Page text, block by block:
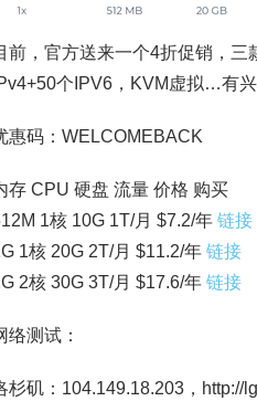
前，官方送来一个4折促销，
个IPV6，KVM虚拟…有
惠码：WELCOMEBACK
存 CPU 硬盘 流量 价格 购买
1核 10G 1T/月 $7.2/年 链接
1核 20G 2T/月 $11.2/年 链接
2核 30G 3T/月 $17.6/年 链接
络测试：
杉矶：104.149.18.203，http://